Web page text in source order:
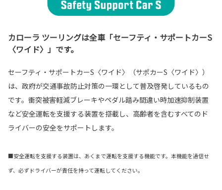
カローラ ツーリングは全車「セーフティ・サポートカーS
〈ワイド〉」です。
セーフティ・サポートカーS〈ワイド〉（サポカーS〈ワイド〉）
は、政府が交通事故防止対策の一環として普及啓発しているもの
です。衝突被害軽減ブレーキやペダル踏み間違い時加速抑制装置
など安全運転を支援する装置を搭載し、高齢者を含むすべてのド
ライバーの安全をサポートします。
■安全運転を支援する装置は、あくまで運転を支援する機能です。本機能を過信せ
ず、必ずドライバーが責任を持って運転してください。